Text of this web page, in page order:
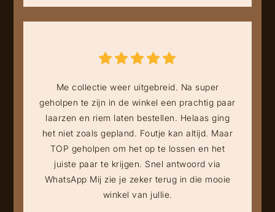
Me collectie weer uitgebreid. Na super
geholpen te zijn in de winkel een prachtig paar
laarzen en riem laten bestellen. Helaas ging
het niet zoals gepland. Foutje kan altijd. Maar
TOP geholpen om het op te lossen en het
juiste paar te krijgen. Snel antwoord via
WhatsApp Mij zie je zeker terug in die mooie
winkel van jullie.